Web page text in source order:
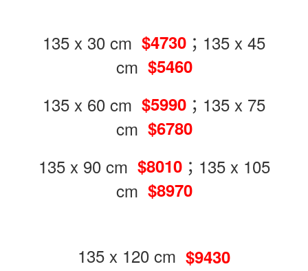
135 x 30 cm $4730 ；135 x 45
cm $5460
135 x 60 cm $5990 ；135 x 75
cm $6780
135 x 90 cm $8010；135 x 105
cm $8970
135 x 120 cm $9430